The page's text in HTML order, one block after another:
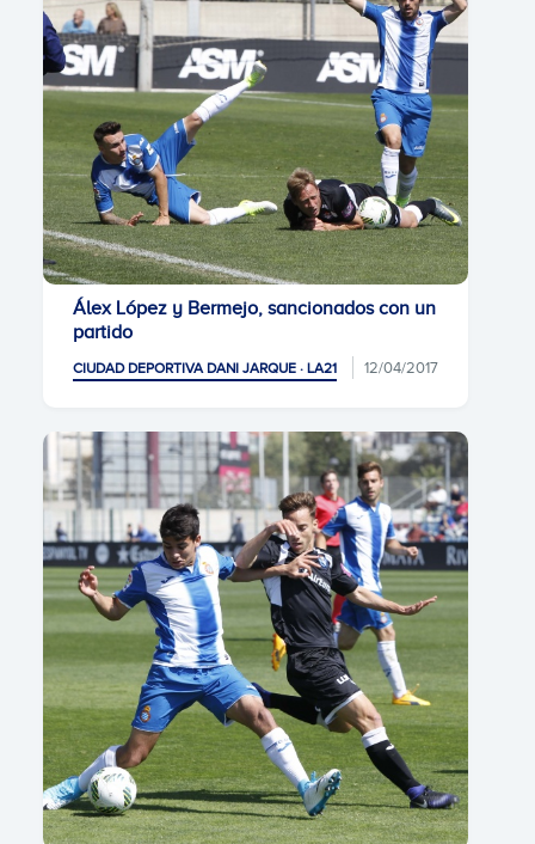
Álex López y Bermejo, sancionados con un
partido
CIUDAD DEPORTIVA DANI JARQUE · LA21 12/04/2017